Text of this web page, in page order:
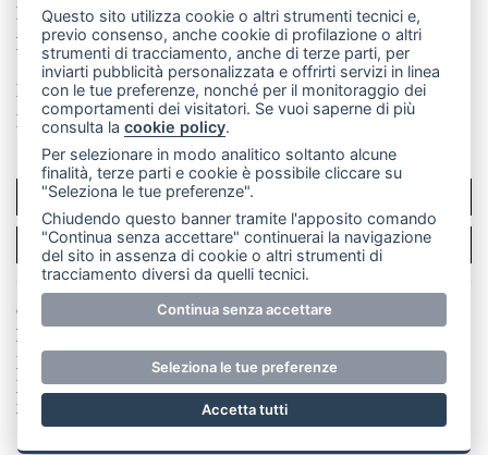
La redazione
MerateOnline CasateOnline
RSS
Made by VIP
Privacy policy
Cookie policy
Rivedi le tue scelte sui cookie
SCRIVICI
PER LA TUA PUBBLICITÀ
© Copyright Merateonline S.r.l. - Tutti i diritti riservati.
E' proibita la riproduzione e pubblicazione anche
parziale di testi, articoli e immagini senza la
preventiva autorizzazione scritta dell'editore. RI Lecco
numero Rea LC 291.277 - Capitale sociale 10.329,14 €
Questo sito utilizza cookie o altri strumenti tecnici e,
previo consenso, anche cookie di profilazione o altri
strumenti di tracciamento, anche di terze parti, per
inviarti pubblicità personalizzata e offrirti servizi in linea
con le tue preferenze, nonché per il monitoraggio dei
comportamenti dei visitatori. Se vuoi saperne di più
consulta lacookie policy.
Per selezionare in modo analitico soltanto alcune
finalità, terze parti e cookie è possibile cliccare su
"Seleziona le tue preferenze".
Chiudendo questo banner tramite l'apposito comando
"Continua senza accettare" continuerai la navigazione
del sito in assenza di cookie o altri strumenti di
tracciamento diversi da quelli tecnici.
Continua senza accettare
Seleziona le tue preferenze
Accetta tutti